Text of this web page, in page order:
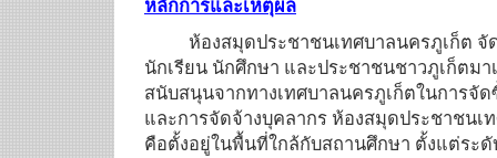
หลักการและเหตุผล
ห้องสมุดประชาชนเทศบาลนครภูเก็ต
นักเรียน นักศึกษา และประชาชนชาวภูเก็ตมา
สนับสนุนจากทางเทศบาลนครภูเก็ตในการจั
และการจัดจ้างบุคลากร ห้องสมุดประชาชน
คือตั้งอยู่ในพื้นที่ใกล้กับสถานศึกษา ตั้งแต่ระ